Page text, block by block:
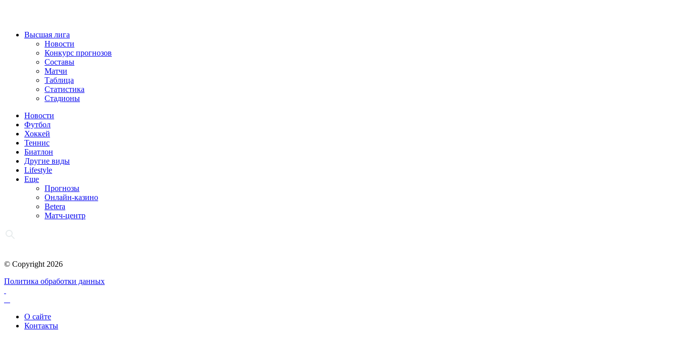
Высшая лига
Новости
Конкурс прогнозов
Составы
Матчи
Таблица
Статистика
Стадионы
Новости
Футбол
Хоккей
Теннис
Биатлон
Другие виды
Lifestyle
Еще
Прогнозы
Онлайн-казино
Betera
Матч-центр
© Copyright 2026
Политика обработки данных
О сайте
Контакты